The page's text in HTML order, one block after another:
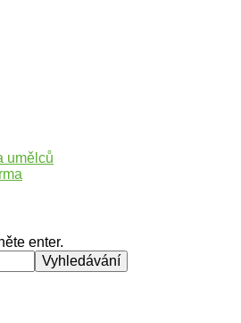
umělců
poutě v České republice
enter.